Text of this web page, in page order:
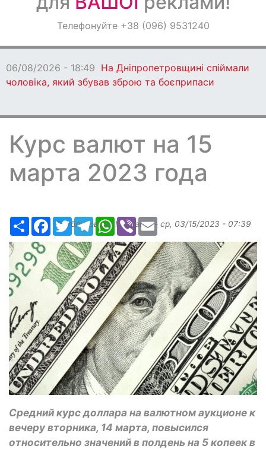
ОголошенняТелефонуйте +38 (096) 9531240
06/08/2026 - 18:49 На Дніпропетровщині спіймали
чоловіка, який збував зброю та боєприпаси
Курс валют на 15
марта 2023 года
РесурсFacebook
TwitterTelegramWhatsApp
ViberEmail
Опубликовано Margarita- ср, 03/15/2023 - 07:39
Средний курс доллара на валютном аукционе к
вечеру вторника, 14 марта, повысился
относительно значений в полдень на 5 копеек в